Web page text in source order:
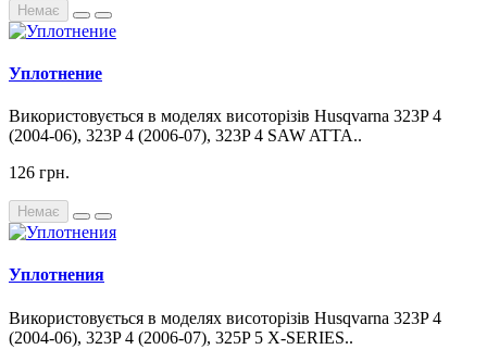
Немає
Уплотнение
Використовується в моделях висоторізів Husqvarna 323P 4
(2004-06), 323P 4 (2006-07), 323P 4 SAW ATTA..
126 грн.
Немає
Уплотнения
Використовується в моделях висоторізів Husqvarna 323P 4
(2004-06), 323P 4 (2006-07), 325P 5 X-SERIES..